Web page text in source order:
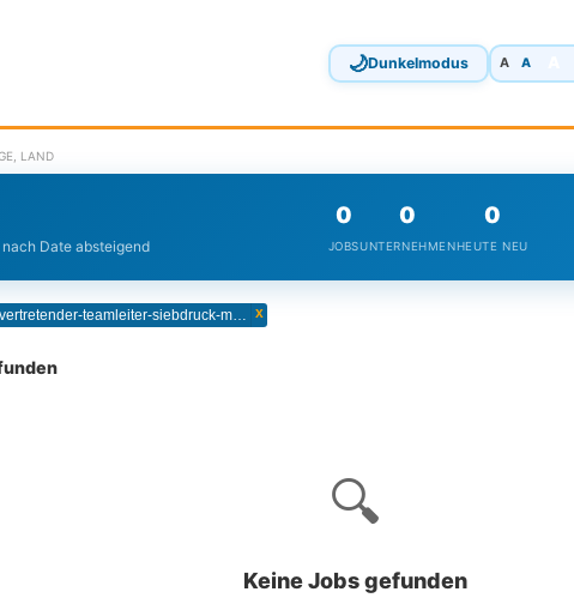
🌙Dunkelmodus A A
LAND
nach Date absteigend
0
JOBS
0
UNTERNEHMEN
0
HEUTE NEU
job stellvertretender-teamleiter-siebdruck-mwd-medientechnologetechnologin-siebdruck x
🔍
Keine Jobs gefunden